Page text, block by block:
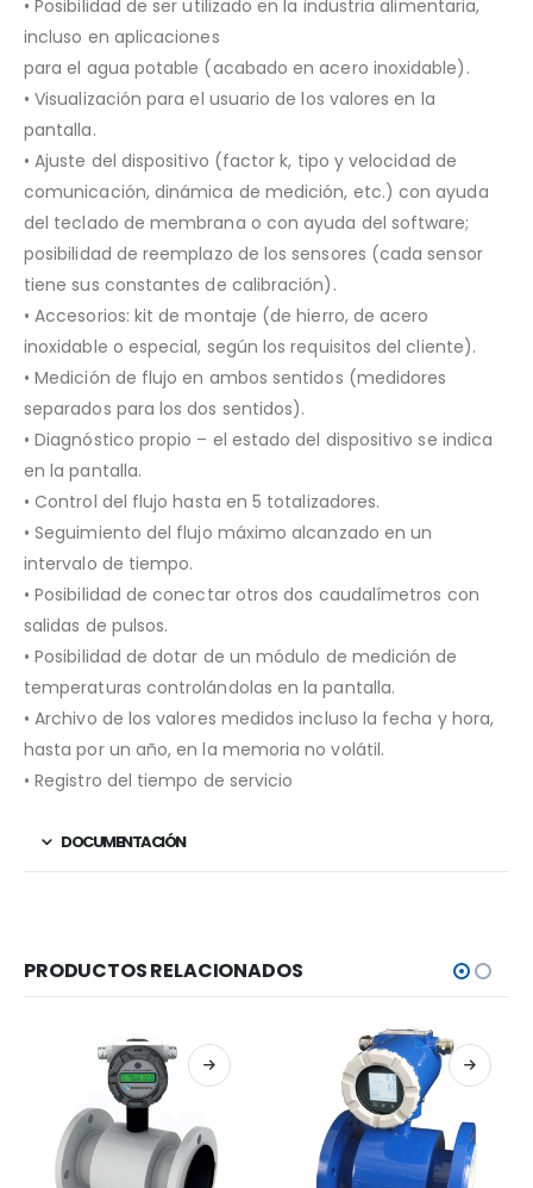
• Posibilidad de ser utilizado en la industria alimentaria,
incluso en aplicaciones
para el agua potable (acabado en acero inoxidable).
• Visualización para el usuario de los valores en la
pantalla.
• Ajuste del dispositivo (factor k, tipo y velocidad de
comunicación, dinámica de medición, etc.) con ayuda
del teclado de membrana o con ayuda del software;
posibilidad de reemplazo de los sensores (cada sensor
tiene sus constantes de calibración).
• Accesorios: kit de montaje (de hierro, de acero
inoxidable o especial, según los requisitos del cliente).
• Medición de flujo en ambos sentidos (medidores
separados para los dos sentidos).
• Diagnóstico propio – el estado del dispositivo se indica
en la pantalla.
• Control del flujo hasta en 5 totalizadores.
• Seguimiento del flujo máximo alcanzado en un
intervalo de tiempo.
• Posibilidad de conectar otros dos caudalímetros con
salidas de pulsos.
• Posibilidad de dotar de un módulo de medición de
temperaturas controlándolas en la pantalla.
• Archivo de los valores medidos incluso la fecha y hora,
hasta por un año, en la memoria no volátil.
• Registro del tiempo de servicio
DOCUMENTACIÓN
PRODUCTOS RELACIONADOS